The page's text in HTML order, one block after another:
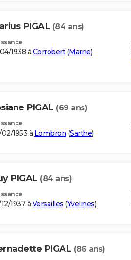
PIGAL (84 ans)
1938 à Corrobert(Marne)
PIGAL (69 ans)
1953 à Lombron (Sarthe)
PIGAL (84 ans)
1937 à Versailles (Yvelines)
PIGAL (86 ans)